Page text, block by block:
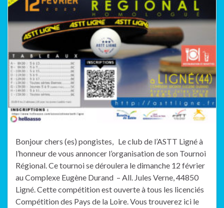
Bonjour chers (es) pongistes, Le club de l’ASTT Ligné à
l’honneur de vous annoncer l’organisation de son Tournoi
Régional. Ce tournoi se déroulera le dimanche 12 février
au Complexe Eugène Durand – All. Jules Verne, 44850
Ligné. Cette compétition est ouverte à tous les licenciés
Compétition des Pays de la Loire. Vous trouverez ici le